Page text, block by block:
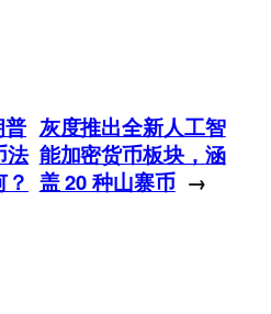
普
法
灰度推出全新人工智
能加密货币板块，涵
盖 20 种山寨币 →